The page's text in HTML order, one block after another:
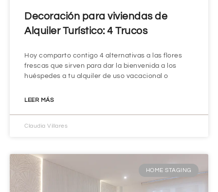
Decoración para viviendas de
Alquiler Turístico: 4 Trucos
Hoy comparto contigo 4 alternativas a las flores
frescas que sirven para dar la bienvenida a los
huéspedes a tu alquiler de uso vacacional o
LEER MÁS
Claudia Villares
HOME STAGING